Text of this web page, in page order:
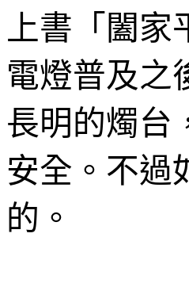
上書「闔家
電燈普及之
長明的燭台
安全。不過
的。